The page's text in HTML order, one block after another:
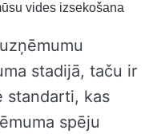
vides izsekošana
stadijā, taču ir
standarti, kas
spēju